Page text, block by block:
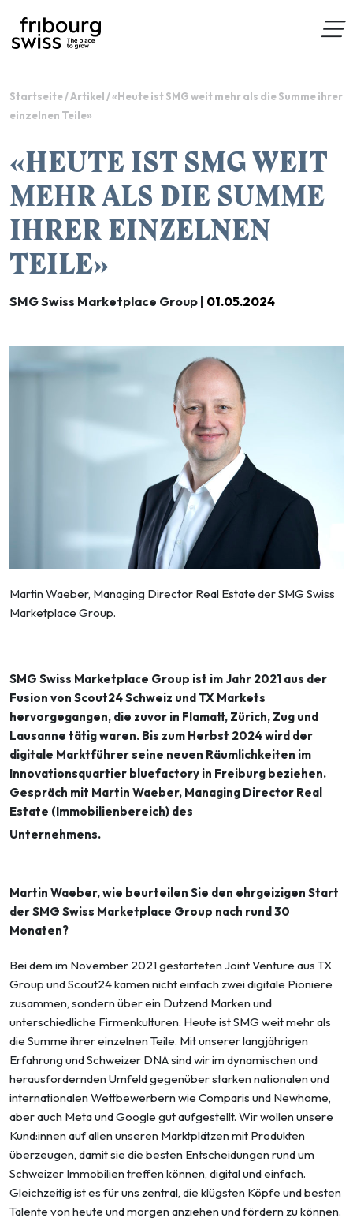
Startseite/Artikel /«Heute ist SMG weit mehr als die Summe ihrer
einzelnen Teile»
«HEUTE IST SMG WEIT
MEHR ALS DIE SUMME
IHRER EINZELNEN
TEILE»
SMG Swiss Marketplace Group | 01.05.2024
Martin Waeber, Managing Director Real Estate der SMG Swiss
Marketplace Group.
SMG Swiss Marketplace Group ist im Jahr 2021 aus der
Fusion von Scout24 Schweiz und TX Markets
hervorgegangen, die zuvor in Flamatt, Zürich, Zug und
Lausanne tätig waren. Bis zum Herbst 2024 wird der
digitale Marktführer seine neuen Räumlichkeiten im
Innovationsquartier bluefactory in Freiburg beziehen.
Gespräch mit Martin Waeber, Managing Director Real
Estate (Immobilienbereich) des
Unternehmens.
Martin Waeber, wie beurteilen Sie den ehrgeizigen Start
der SMG Swiss Marketplace Group nach rund 30
Monaten?
Bei dem im November 2021 gestarteten Joint Venture aus TX
Group und Scout24 kamen nicht einfach zwei digitale Pioniere
zusammen, sondern über ein Dutzend Marken und
unterschiedliche Firmenkulturen. Heute ist SMG weit mehr als
die Summe ihrer einzelnen Teile. Mit unserer langjährigen
Erfahrung und Schweizer DNA sind wir im dynamischen und
herausfordernden Umfeld gegenüber starken nationalen und
internationalen Wettbewerbern wie Comparis und Newhome,
aber auch Meta und Google gut aufgestellt. Wir wollen unsere
Kund:innen auf allen unseren Marktplätzen mit Produkten
überzeugen, damit sie die besten Entscheidungen rund um
Schweizer Immobilien treffen können, digital und einfach.
Gleichzeitig ist es für uns zentral, die klügsten Köpfe und besten
Talente von heute und morgen anziehen und fördern zu können.